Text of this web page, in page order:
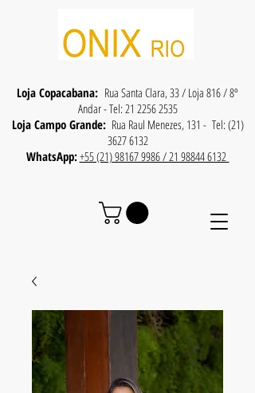
Loja Copacabana: Rua Santa Clara, 33 / Loja 816 / 8º
Andar - Tel: 21 2256 2535
Loja Campo Grande:Rua Raul Menezes, 131 - Tel: (21)
3627 6132
WhatsApp:+55 (21) 98167 9986 / 21 98844 6132